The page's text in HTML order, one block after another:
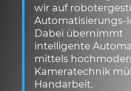
wir auf
Automatisierungs-
Dabei übernimmt
intelligente
mittels
Kameratechnik
Handarbeit.